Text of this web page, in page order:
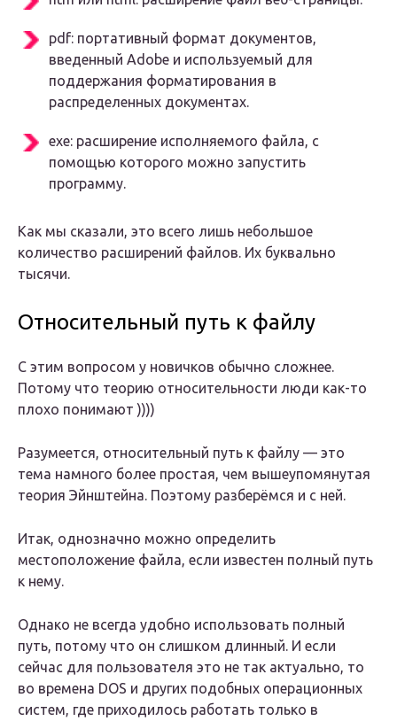
pdf: портативный формат документов,
введенный Adobe и используемый для
поддержания форматирования в
распределенных документах.
exe: расширение исполняемого файла, с
помощью которого можно запустить
программу.
Как мы сказали, это всего лишь небольшое
количество расширений файлов. Их буквально
тысячи.
Относительный путь к файлу
С этим вопросом у новичков обычно сложнее.
Потому что теорию относительности люди как-то
плохо понимают ))))
Разумеется, относительный путь к файлу — это
тема намного более простая, чем вышеупомянутая
теория Эйнштейна. Поэтому разберёмся и с ней.
Итак, однозначно можно определить
местоположение файла, если известен полный путь
к нему.
Однако не всегда удобно использовать полный
путь, потому что он слишком длинный. И если
сейчас для пользователя это не так актуально, то
во времена DOS и других подобных операционных
систем, где приходилось работать только в